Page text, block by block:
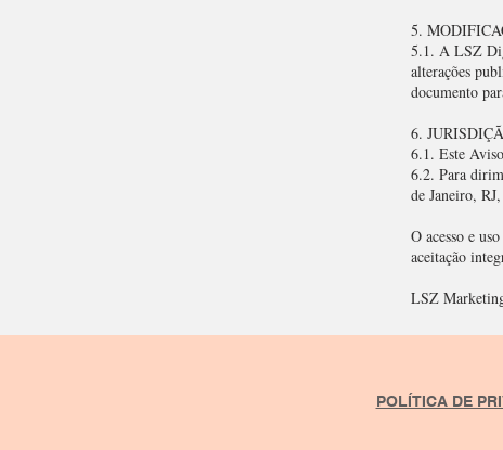
5.
5.1. A LSZ
alterações
documento
6.
6.1. Este
6.2. Para
de Janeiro,
O acesso e
aceitação
LSZ
POLÍTICA DE